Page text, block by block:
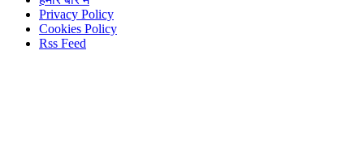
Privacy Policy
Cookies Policy
Rss Feed